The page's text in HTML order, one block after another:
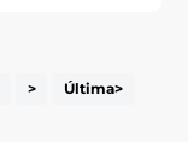
> Última>